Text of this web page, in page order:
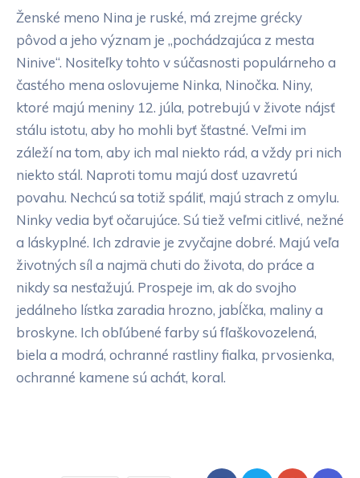
Ženské meno Nina je ruské, má zrejme grécky
pôvod a jeho význam je „pochádzajúca z mesta
Ninive“. Nositeľky tohto v súčasnosti populárneho a
častého mena oslovujeme Ninka, Ninočka. Niny,
ktoré majú meniny 12. júla, potrebujú v živote nájsť
stálu istotu, aby ho mohli byť šťastné. Veľmi im
záleží na tom, aby ich mal niekto rád, a vždy pri nich
niekto stál. Naproti tomu majú dosť uzavretú
povahu. Nechcú sa totiž spáliť, majú strach z omylu.
Ninky vedia byť očarujúce. Sú tiež veľmi citlivé, nežné
a láskyplné. Ich zdravie je zvyčajne dobré. Majú veľa
životných síl a najmä chuti do života, do práce a
nikdy sa nesťažujú. Prospeje im, ak do svojho
jedálneho lístka zaradia hrozno, jabĺčka, maliny a
broskyne. Ich obľúbené farby sú fľaškovozelená,
biela a modrá, ochranné rastliny fialka, prvosienka,
ochranné kamene sú achát, koral.